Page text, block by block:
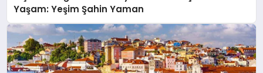
Yaşam: Yeşim Şahin Yaman